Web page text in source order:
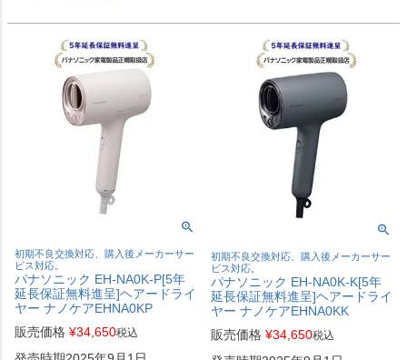
初期不良交換対応、購入後メーカーサー
ビス対応。
パナソニック EH-NA0K-P[5年
延長保証無料進呈]ヘアードライ
ヤー ナノケアEHNA0KP
販売価格 ¥34,650税込
初期不良交換対応、購入後メーカーサー
ビス対応。
パナソニック EH-NA0K-K[5年
延長保証無料進呈]ヘアードライ
ヤー ナノケアEHNA0KK
販売価格 ¥34,650税込